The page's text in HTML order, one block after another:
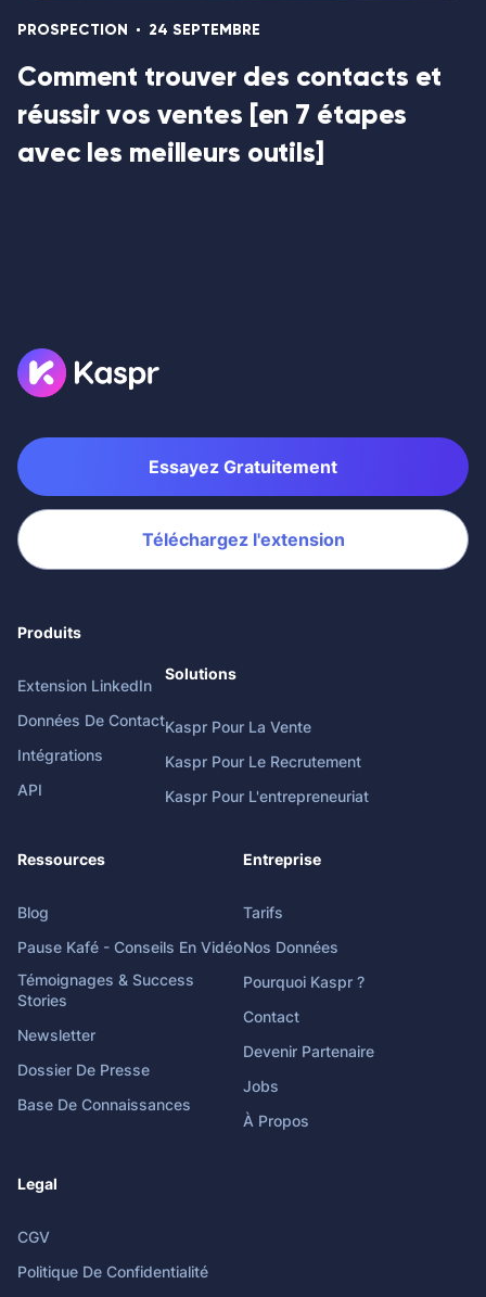
PROSPECTION 24 SEPTEMBRE
Comment trouver des contacts et
réussir vos ventes [en 7 étapes
avec les meilleurs outils]
Essayez Gratuitement
Téléchargez l'extension
Produits
Extension LinkedIn
Données De Contact
Intégrations
API
Solutions
Kaspr Pour La Vente
Kaspr Pour Le Recrutement
Kaspr Pour L'entrepreneuriat
Ressources
Blog
Pause Kafé - Conseils En Vidéo
Témoignages & Success
Stories
Newsletter
Dossier De Presse
Base De Connaissances
Entreprise
Tarifs
Nos Données
Pourquoi Kaspr ?
Contact
Devenir Partenaire
Jobs
À Propos
Legal
CGV
Politique De Confidentialité